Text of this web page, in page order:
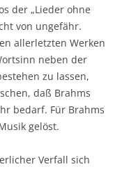
der „Lieder ohne
von ungefähr.
allerletzten Werken
neben der
zu lassen,
daß Brahms
bedarf. Für Brahms
gelöst.
Verfall sich